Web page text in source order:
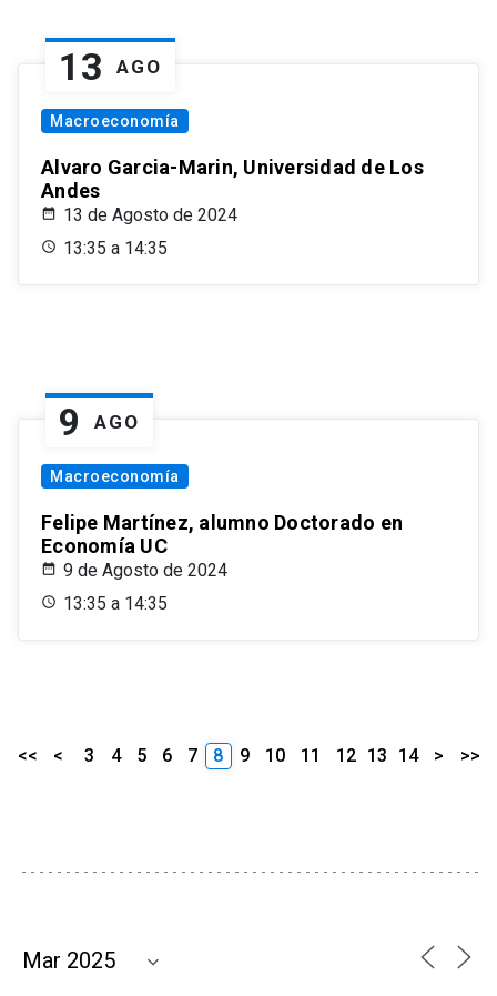
13 AGO
Macroeconomía
Alvaro Garcia-Marin, Universidad de Los
Andes
13 de Agosto de 2024
13:35 a 14:35
9 AGO
Macroeconomía
Felipe Martínez, alumno Doctorado en
Economía UC
9 de Agosto de 2024
13:35 a 14:35
<< < 3 4 5 6 7 8 9 10 11 12 13 14 > >>